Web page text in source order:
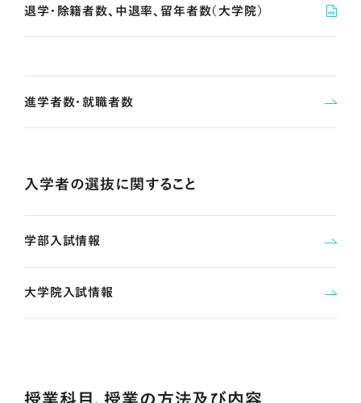
退学・除籍者数、中退率、留年者数（大学院）
進学者数・就職者数
入学者の選抜に関すること
学部入試情報
大学院入試情報